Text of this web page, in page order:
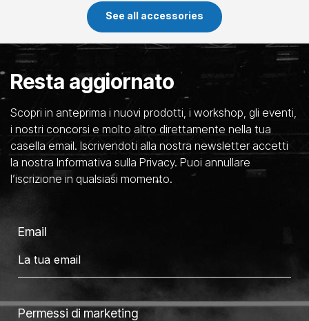
See all accessories
Resta aggiornato
Scopri in anteprima i nuovi prodotti, i workshop, gli eventi,
i nostri concorsi e molto altro direttamente nella tua
casella email. Iscrivendoti alla nostra newsletter accetti
la nostra Informativa sulla Privacy. Puoi annullare
l’iscrizione in qualsiasi momento.
Email
Permessi di marketing